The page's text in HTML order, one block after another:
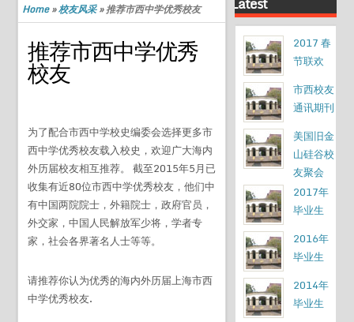
Home»校友风采»推荐市西中学优秀校友
推荐市西中学优秀
校友
为了配合市西中学校史编委会选择更多市
西中学优秀校友载入校史，欢迎广大海内
外历届校友相互推荐。 截至2015年5月已
收集有近80位市西中学优秀校友，他们中
有中国两院院士，外籍院士，政府官员，
外交家，中国人民解放军少将，学者专
家，社会各界著名人士等等。
请推荐你认为优秀的海内外历届上海市西
中学优秀校友.
2017 春
节联欢
市西校友
通讯期刊
美国旧金
山硅谷校
友聚会
2017年
毕业生
2016年
毕业生
2014年
毕业生